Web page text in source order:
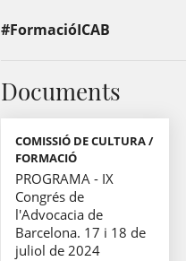
#FormacióICAB
Documents
COMISSIÓ DE CULTURA /
FORMACIÓ
PROGRAMA - IX
Congrés de
l'Advocacia de
Barcelona. 17 i 18 de
juliol de 2024